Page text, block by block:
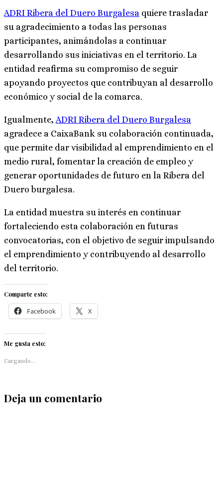
ADRI Ribera del Duero Burgalesa quiere trasladar
su agradecimiento a todas las personas
participantes, animándolas a continuar
desarrollando sus iniciativas en el territorio. La
entidad reafirma su compromiso de seguir
apoyando proyectos que contribuyan al desarrollo
económico y social de la comarca.
Igualmente,ADRI Ribera del Duero Burgalesa
agradece a CaixaBank su colaboración continuada,
que permite dar visibilidad al emprendimiento en el
medio rural, fomentar la creación de empleo y
generar oportunidades de futuro en la Ribera del
Duero burgalesa.
La entidad muestra su interés en continuar
fortaleciendo esta colaboración en futuras
convocatorias, con el objetivo de seguir impulsando
el emprendimiento y contribuyendo al desarrollo
del territorio.
Comparte esto:
Facebook X
Me gusta esto:
Cargando...
Deja un comentario